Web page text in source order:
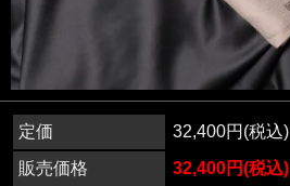
定価
32,400円(税込)
販売価格
32,400円(税込)